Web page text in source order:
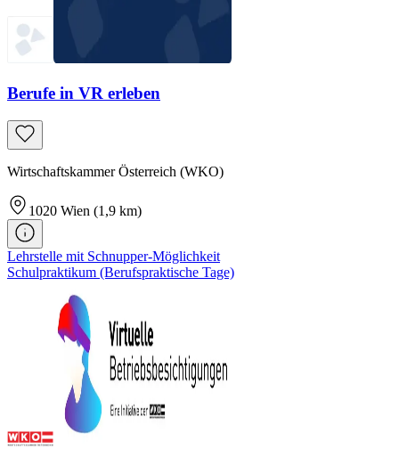
Berufe in VR erleben
Wirtschaftskammer Österreich (WKO)
1020 Wien (1,9 km)
Lehrstelle mit Schnupper-Möglichkeit
Schulpraktikum (Berufspraktische Tage)